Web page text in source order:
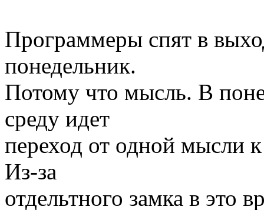
Программеры спят в
понедельник.
Потому что мысль. В
среду идет
переход от одной мысли
Из-за
отдельтного замка в это